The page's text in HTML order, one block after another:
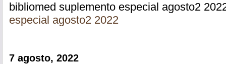
bibliomed suplemento especial agosto2
especial agosto2 2022
7 agosto, 2022